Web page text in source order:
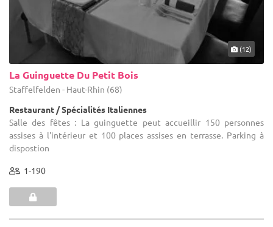
(12)
La Guinguette Du Petit Bois
Staffelfelden - Haut-Rhin (68)
Restaurant / Spécialités Italiennes
Salle des fêtes : La guinguette peut accueillir 150 personnes
assises à l'intérieur et 100 places assises en terrasse. Parking à
dispostion
1-190